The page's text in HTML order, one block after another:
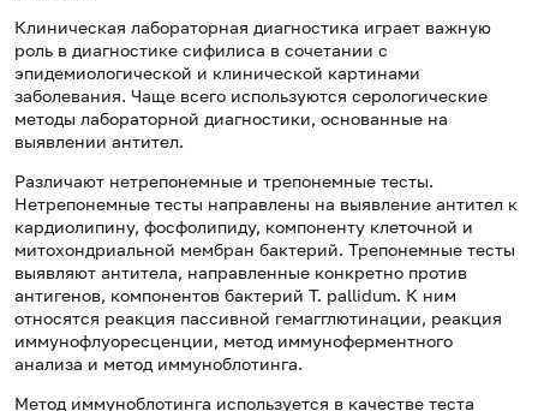
Клиническая лабораторная диагностика играет важную
роль в диагностике сифилиса в сочетании с
эпидемиологической и клинической картинами
заболевания. Чаще всего используются серологические
методы лабораторной диагностики, основанные на
выявлении антител.
Различают нетрепонемные и трепонемные тесты.
Нетрепонемные тесты направлены на выявление антител к
кардиолипину, фосфолипиду, компоненту клеточной и
митохондриальной мембран бактерий. Трепонемные тесты
выявляют антитела, направленные конкретно против
антигенов, компонентов бактерий T. pallidum. К ним
относятся реакция пассивной гемагглютинации, реакция
иммунофлуоресценции, метод иммуноферментного
анализа и метод иммуноблотинга.
Метод иммуноблотинга используется в качестве теста